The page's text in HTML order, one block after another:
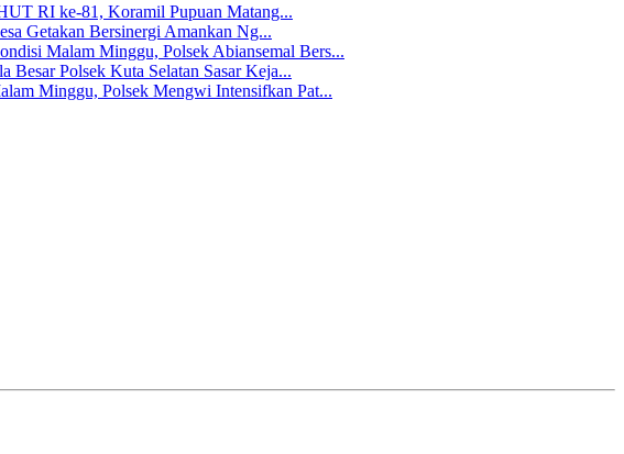
RI ke-81, Koramil Pupuan Matang...
Getakan Bersinergi Amankan Ng...
Malam Minggu, Polsek Abiansemal Bers...
Besar Polsek Kuta Selatan Sasar Keja...
Minggu, Polsek Mengwi Intensifkan Pat...